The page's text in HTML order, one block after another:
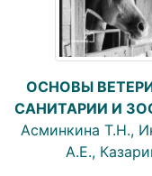
ОСНОВЫ
САНИТАРИИ И
Асминкина Т.Н.,
А.Е.,